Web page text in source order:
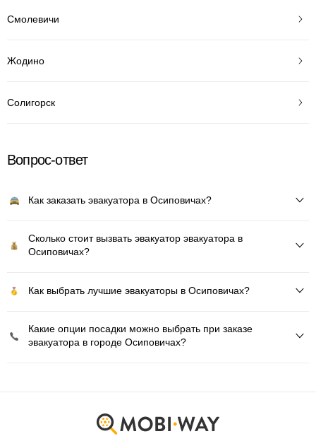
Смолевичи
Жодино
Солигорск
Вопрос-ответ
Как заказать эвакуатора в Осиповичах?
Сколько стоит вызвать эвакуатор эвакуатора в
Осиповичах?
Как выбрать лучшие эвакуаторы в Осиповичах?
Какие опции посадки можно выбрать при заказе
эвакуатора в городе Осиповичах?